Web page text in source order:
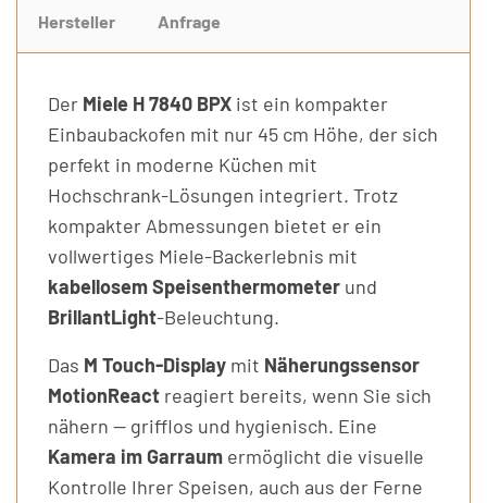
Hersteller Anfrage
Der Miele H 7840 BPX ist ein kompakter
Einbaubackofen mit nur 45 cm Höhe, der sich
perfekt in moderne Küchen mit
Hochschrank-Lösungen integriert. Trotz
kompakter Abmessungen bietet er ein
vollwertiges Miele-Backerlebnis mit
kabellosem Speisenthermometer und
BrillantLight-Beleuchtung.
Das M Touch-Display mit Näherungssensor
MotionReact reagiert bereits, wenn Sie sich
nähern — grifflos und hygienisch. Eine
Kamera im Garraum ermöglicht die visuelle
Kontrolle Ihrer Speisen, auch aus der Ferne